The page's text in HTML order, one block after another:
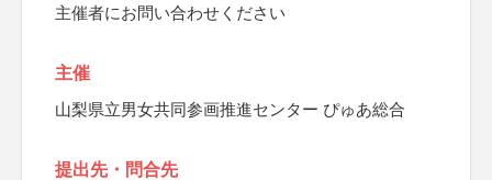
主催者にお問い合わせください
主催
山梨県立男女共同参画推進センター ぴゅあ総合
提出先・問合先